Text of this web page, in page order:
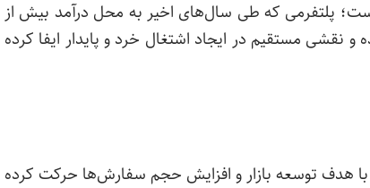
پلتفرمی که طی سال‌های اخیر به محل درآمد بیش از
نقشی مستقیم در ایجاد اشتغال خرد و پایدار ایفا کرده
هدف توسعه بازار و افزایش حجم سفارش‌ها حرکت کرده